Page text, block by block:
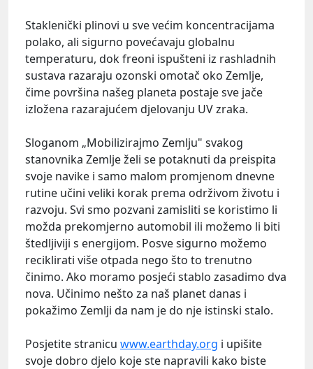
Staklenički plinovi u sve većim koncentracijama
polako, ali sigurno povećavaju globalnu
temperaturu, dok freoni ispušteni iz rashladnih
sustava razaraju ozonski omotač oko Zemlje,
čime površina našeg planeta postaje sve jače
izložena razarajućem djelovanju UV zraka.
Sloganom „Mobilizirajmo Zemlju" svakog
stanovnika Zemlje želi se potaknuti da preispita
svoje navike i samo malom promjenom dnevne
rutine učini veliki korak prema održivom životu i
razvoju. Svi smo pozvani zamisliti se koristimo li
možda prekomjerno automobil ili možemo li biti
štedljiviji s energijom. Posve sigurno možemo
reciklirati više otpada nego što to trenutno
činimo. Ako moramo posjeći stablo zasadimo dva
nova. Učinimo nešto za naš planet danas i
pokažimo Zemlji da nam je do nje istinski stalo.
Posjetite stranicu www.earthday.org i upišite
svoje dobro djelo koje ste napravili kako biste